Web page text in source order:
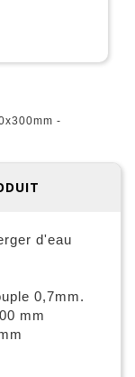
-
d'eau
0,7mm.
mm